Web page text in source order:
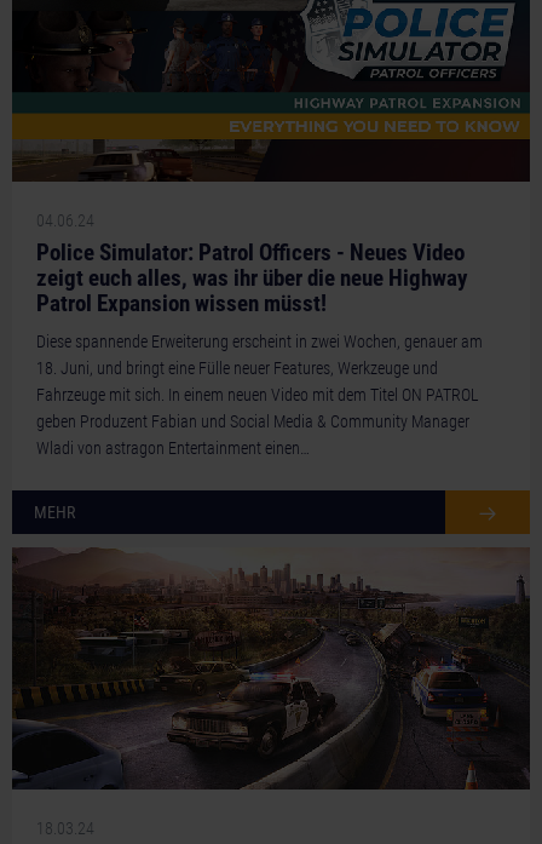
04.06.24
Police Simulator: Patrol Officers - Neues Video
zeigt euch alles, was ihr über die neue Highway
Patrol Expansion wissen müsst!
Diese spannende Erweiterung erscheint in zwei Wochen, genauer am
18. Juni, und bringt eine Fülle neuer Features, Werkzeuge und
Fahrzeuge mit sich. In einem neuen Video mit dem Titel ON PATROL
geben Produzent Fabian und Social Media & Community Manager
Wladi von astragon Entertainment einen…
MEHR
18.03.24